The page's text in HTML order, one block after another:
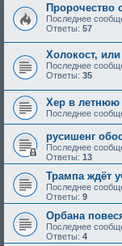
Пророчество
Последнее
Ответы: 57
Холокост,
Последнее
Ответы: 35
Хер в летнюю
Последнее
русишенг
Последнее
Ответы: 13
Трампа ждёт
Последнее
Ответы: 9
Орбана
Последнее
Ответы: 4